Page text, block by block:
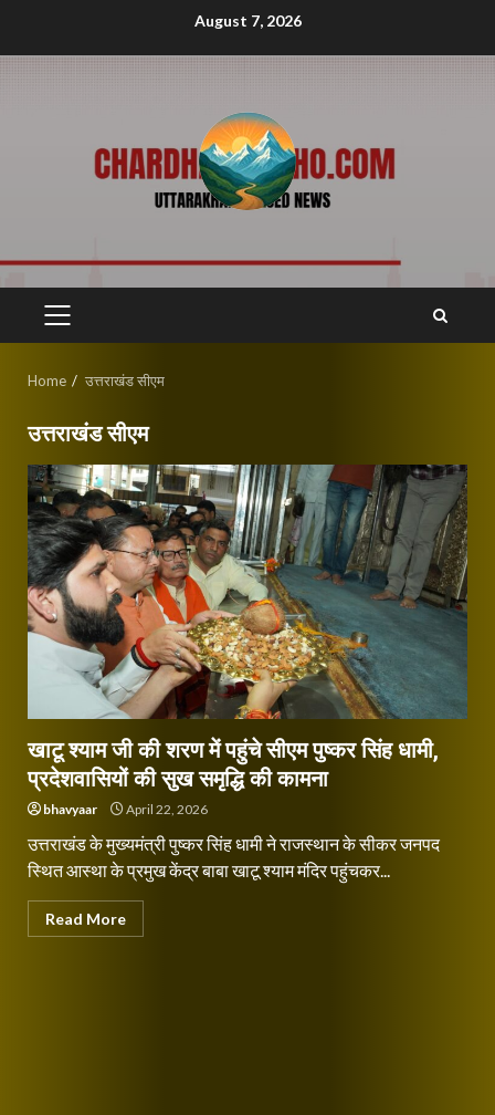
August 7, 2026
PRIMARY
Home उत्तराखंड सीएम
उत्तराखंड सीएम
खाटू श्याम जी की शरण में पहुंचे सीएम पुष्कर सिंह धामी,
प्रदेशवासियों की सुख समृद्धि की कामना
bhavyaar April 22, 2026
उत्तराखंड के मुख्यमंत्री पुष्कर सिंह धामी ने राजस्थान के सीकर जनपद
स्थित आस्था के प्रमुख केंद्र बाबा खाटू श्याम मंदिर पहुंचकर...
Read More